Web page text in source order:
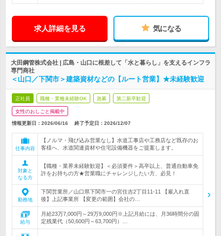
求人詳細を見る 気になる
大田鋼管株式会社 | 広島・山口に根差して「水と暮らし」を支えるインフラ
専門商社
＜山口／下関市＞建築資材などの【ルート営業】★未経験歓迎
正社員 職種・業種未経験OK 急募 第二新卒歓迎
女性のおしごと掲載中
情報更新日：2026/06/16 終了予定日： 2026/12/07
仕事内容
【ノルマ・飛び込み営業なし】水道工事店や工務店など既存のお
客様へ、水道関連資材や住宅設備機器をご提案します。
対象と
なる方
【職種・業界未経験歓迎】＜必須要件＞高卒以上、普通自動車免
許をお持ちの方★営業職にチャレンジしたい方、必見！
勤務地
下関営業所／山口県下関市一の宮住吉2丁目11-11 【雇入れ直
後】上記事業所 【変更の範囲】会社の…
給与
月給23万7,000円～29万9,000円※上記月給には、月36時間分の固
定残業代（50,600円～63,700円）…